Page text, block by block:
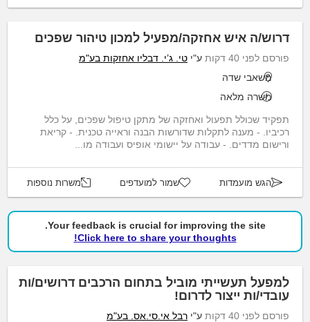
דרוש/ה איש אחזקה/מפעיל למכון טיהור שפכים
פורסם לפני 40 דקות ע"י טי. ג’י. דבליו אחזקות בע"מ
משאבי שדה
משרה מלאה
תפקיד שכולל תפעול ואחזקה של מתקן טיפול שפכים, על כלל
רכיביו. - מענה לתקלות שדורשות הבנה וראייה טכנית. - קריאת
ורישום מדדים. - עבודה על יישומי אופיס ועבודה מו...
הגש מועמדות שמור למועדפים משרות נוספות
Your feedback is crucial for improving the site.
Click here to share your thoughts!
למפעל תעשייתי מוביל בתחום הרכבים דרושים/ות
עובדי/ות ייצור לדרום!
פורסם לפני 40 דקות ע"י רבל אי.סי.אס. בע"מ